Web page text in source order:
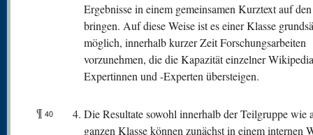
Ergebnisse in einem gemeinsamen Kurztext auf
bringen. Auf diese Weise ist es einer Klasse
möglich, innerhalb kurzer Zeit Forschungsarbeiten
vorzunehmen, die die Kapazität einzelner
Expertinnen und -Experten übersteigen.
¶ 40
Die Resultate sowohl innerhalb der Teilgruppe wie
ganzen Klasse können zunächst in einem internen